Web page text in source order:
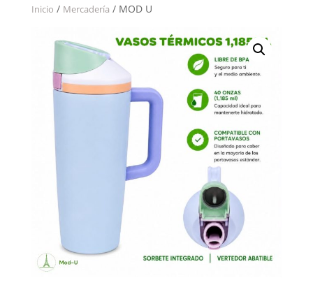
Inicio / Mercadería / MOD U